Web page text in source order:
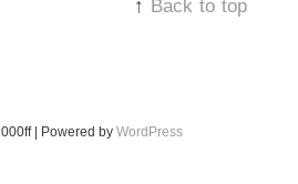
↑ Back to top
| Powered by WordPress